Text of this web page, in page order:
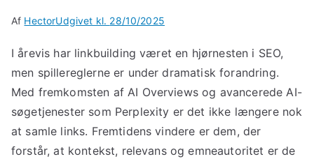
Af HectorUdgivet kl. 28/10/2025
I årevis har linkbuilding været en hjørnesten i SEO,
men spillereglerne er under dramatisk forandring.
Med fremkomsten af AI Overviews og avancerede AI-
søgetjenester som Perplexity er det ikke længere nok
at samle links. Fremtidens vindere er dem, der
forstår, at kontekst, relevans og emneautoritet er de